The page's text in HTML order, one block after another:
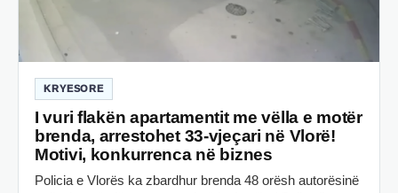
KRYESORE
I vuri flakën apartamentit me vëlla e motër
brenda, arrestohet 33-vjeçari në Vlorë!
Motivi, konkurrenca në biznes
Policia e Vlorës ka zbardhur brenda 48 orësh autorësinë